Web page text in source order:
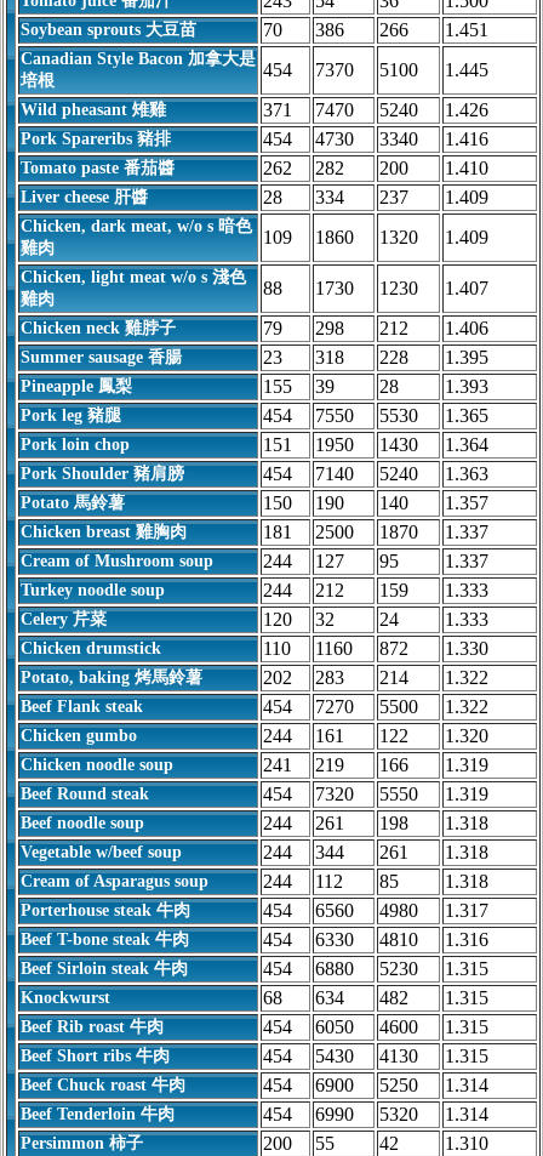
Soybean sprouts 大豆苗 70 386 266 1.451
Canadian Style Bacon 加拿大是
培根
454 7370 5100 1.445
Wild pheasant 雉雞 371 7470 5240 1.426
Pork Spareribs 豬排 454 4730 3340 1.416
Tomato paste 番茄醬 262 282 200 1.410
Liver cheese 肝醬 28 334 237 1.409
Chicken, dark meat, w/o s 暗色
雞肉
109 1860 1320 1.409
Chicken, light meat w/o s 淺色
雞肉
88 1730 1230 1.407
Chicken neck 雞脖子 79 298 212 1.406
Summer sausage 香腸 23 318 228 1.395
Pineapple 鳳梨 155 39 28 1.393
Pork leg 豬腿 454 7550 5530 1.365
Pork loin chop 151 1950 1430 1.364
Pork Shoulder 豬肩膀 454 7140 5240 1.363
Potato 馬鈴薯 150 190 140 1.357
Chicken breast 雞胸肉 181 2500 1870 1.337
Cream of Mushroom soup 244 127 95 1.337
Turkey noodle soup 244 212 159 1.333
Celery 芹菜 120 32 24 1.333
Chicken drumstick 110 1160 872 1.330
Potato, baking 烤馬鈴薯 202 283 214 1.322
Beef Flank steak 454 7270 5500 1.322
Chicken gumbo 244 161 122 1.320
Chicken noodle soup 241 219 166 1.319
Beef Round steak 454 7320 5550 1.319
Beef noodle soup 244 261 198 1.318
Vegetable w/beef soup 244 344 261 1.318
Cream of Asparagus soup 244 112 85 1.318
Porterhouse steak 牛肉 454 6560 4980 1.317
Beef T-bone steak 牛肉 454 6330 4810 1.316
Beef Sirloin steak 牛肉 454 6880 5230 1.315
Knockwurst 68 634 482 1.315
Beef Rib roast 牛肉 454 6050 4600 1.315
Beef Short ribs 牛肉 454 5430 4130 1.315
Beef Chuck roast 牛肉 454 6900 5250 1.314
Beef Tenderloin 牛肉 454 6990 5320 1.314
Persimmon 柿子 200 55 42 1.310